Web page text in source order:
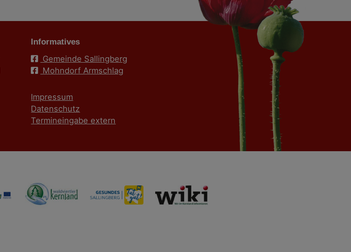
Informatives
Gemeinde Sallingberg
Mohndorf Armschlag
Impressum
Datenschutz
Termineingabe extern